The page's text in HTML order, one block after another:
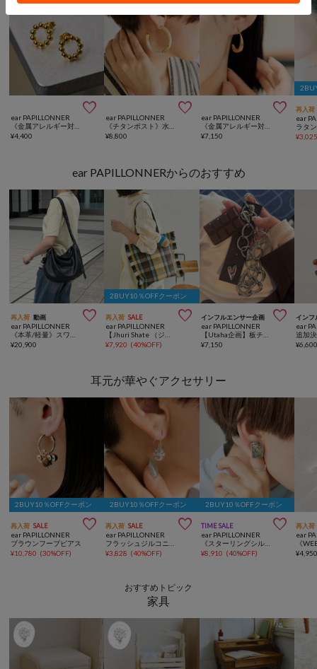

ear PAPILLONNER
¥4,400

ear PAPILLONNER
¥8,800

ear PAPILLONNER
《金属アレルギー対応/ステンレス》クレイドルピアス
¥7,150
再入荷
ear
ラタ
¥
ear PAPILLONNERからのおすすめ
再入荷 動画 
ear PAPILLONNER
¥20,900
2BUY10％OFFクーポン
再入荷 SALE 
ear PAPILLONNER
¥7,920 (40%OFF)
インフルエンサー企画 
ear PAPILLONNER
¥7,150
インフ
ear
¥
耳元が華やぐアクセサリー
2BUY10％OFFクーポン
再入荷 SALE 
ear PAPILLONNER
ブラウンフープピアス
¥10,780 (30%OFF)
2BUY10％OFFクーポン
再入荷 SALE 
ear PAPILLONNER
¥3,828 (40%OFF)
2BUY10％OFFクーポン
TIME SALE 
ear PAPILLONNER
《スターリングシルバー使用》スタンプコンチョイヤリング
¥8,910 (40%OFF)
再入荷
ear
¥
おすすめトピック
家具